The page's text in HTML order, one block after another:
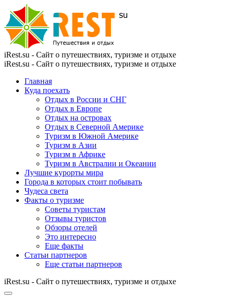
iRest.su - Сайт о путешествиях, туризме и отдыхе
iRest.su - Сайт о путешествиях, туризме и отдыхе
Главная
Куда поехать
Отдых в России и СНГ
Отдых в Европе
Отдых на островах
Отдых в Северной Америке
Туризм в Южной Америке
Туризм в Азии
Туризм в Африке
Туризм в Австралии и Океании
Лучшие курорты мира
Города в которых стоит побывать
Чудеса света
Факты о туризме
Советы туристам
Отзывы туристов
Обзоры отелей
Это интересно
Еще факты
Статьи партнеров
Еще статьи партнеров
iRest.su - Сайт о путешествиях, туризме и отдыхе